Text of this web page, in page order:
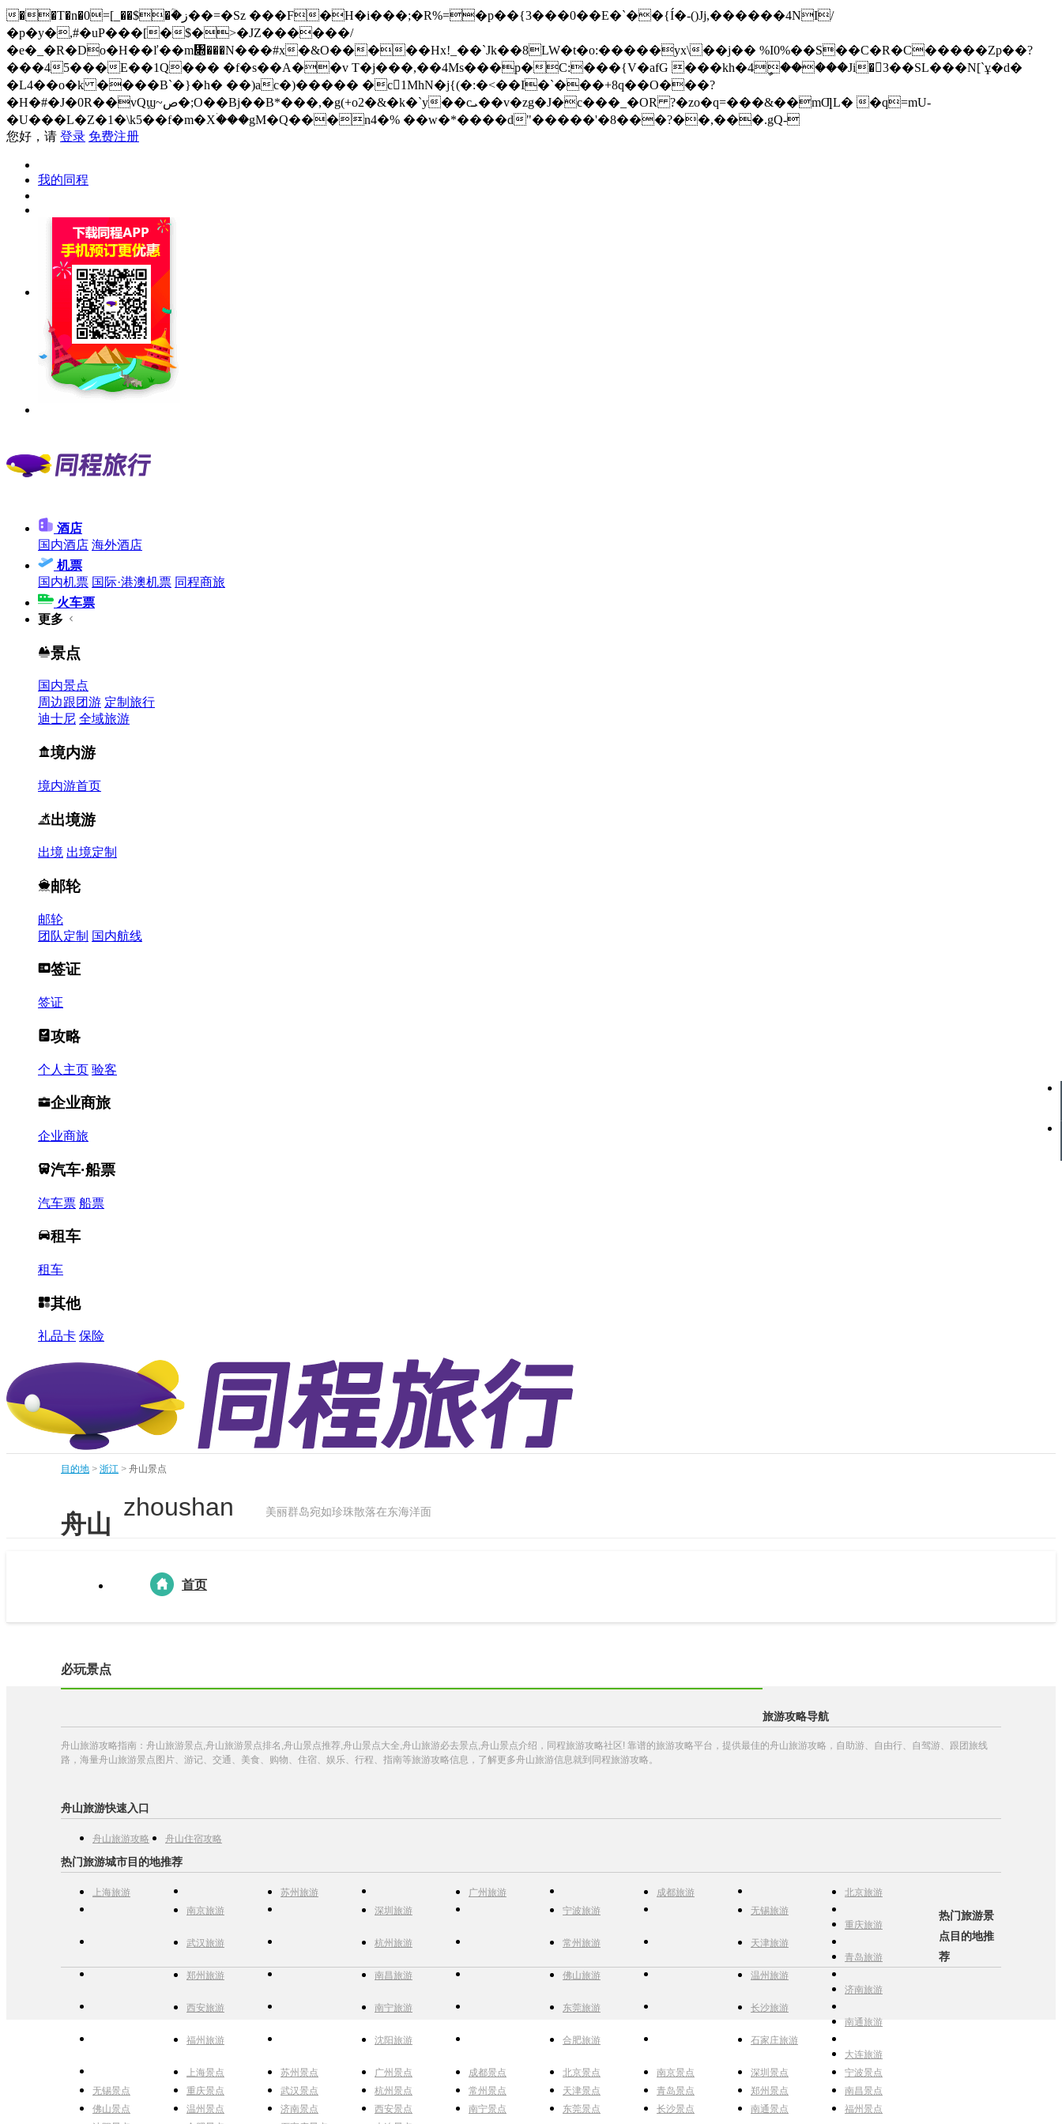
��T�n�0=[_��$�ؒ�ز��=�Sz ���F�H�i���;�R%=�p��{3���0��E�`��{Í�-()Jj,������4NI/
�p�y�,#�uP���[�$�>�JZ������/
�e�_�R�Do�H��ľ��m᧍���N���#x�&O�����Hx!_��`Jk��8LW�t�o:�����yx\��j�� %I0%��S��C�R�C�����Zp��?
���45���E��1Q��� �f�s��A��v T�j���,��4Ms���p�C:���{V�afG ���kh�4ީ�����Ji�3��SL���N[`ұ�d�
�L4��o�k ����B`�}�h� ��)ac�)����� �c1MhN�j{(�:�<��I�`���+8q��O���?
�H�#�J�0R��vQϣ~ص�;O��Bj��B*���,�g(+o2�&�k�`y��cܝ��v�zg�J�c���_�OR ?�zo�q=���&��mƢL� �q=mU-
�U���L�Z�1�\k5��f�m�Xۛ���gM�Q���n4�% ��w�*����d"�����'�8���?��,���.gQ-
您好，请 登录 免费注册
我的同程
酒店
国内酒店 海外酒店
机票
国内机票 国际·港澳机票 同程商旅
火车票
更多
景点
国内景点
周边跟团游 定制旅行
迪士尼 全域旅游
境内游
境内游首页
出境游
出境 出境定制
邮轮
邮轮
团队定制 国内航线
签证
签证
攻略
个人主页 验客
企业商旅
企业商旅
汽车·船票
汽车票 船票
租车
租车
其他
礼品卡 保险
目的地 > 浙江 > 舟山景点
舟山
zhoushan 美丽群岛宛如珍珠散落在东海洋面
首页
必玩景点
旅游攻略导航
舟山旅游攻略指南：舟山旅游景点,舟山旅游景点排名,舟山景点推荐,舟山景点大全,舟山旅游必去景点,舟山景点介绍，同程旅游攻略社区! 靠谱的旅游攻略平台，提供最佳的舟山旅游攻略，自助游、自由行、自驾游、跟团旅线
路，海量舟山旅游景点图片、游记、交通、美食、购物、住宿、娱乐、行程、指南等旅游攻略信息，了解更多舟山旅游信息就到同程旅游攻略。
舟山旅游快速入口
舟山旅游攻略 舟山住宿攻略
热门旅游城市目的地推荐
上海旅游 苏州旅游 广州旅游 成都旅游
北京旅游
南京旅游
深圳旅游 宁波旅游
无锡旅游
重庆旅游
武汉旅游
杭州旅游 常州旅游
天津旅游
青岛旅游
郑州旅游
南昌旅游 佛山旅游
温州旅游
济南旅游
西安旅游
南宁旅游 东莞旅游
长沙旅游
南通旅游
福州旅游
沈阳旅游 合肥旅游
石家庄旅游
大连旅游
热门旅游景
点目的地推
荐
上海景点 苏州景点 广州景点 成都景点 北京景点 南京景点 深圳景点
宁波景点
无锡景点
重庆景点 武汉景点 杭州景点 常州景点 天津景点 青岛景点 郑州景点
南昌景点
佛山景点
温州景点 济南景点 西安景点 南宁景点 东莞景点 长沙景点 南通景点
福州景点